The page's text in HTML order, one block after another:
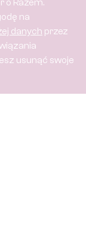
o Razem.
na
danych przez
usunąć swoje